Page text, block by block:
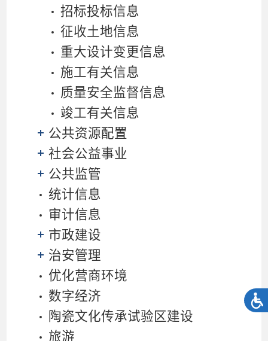
招标投标信息
征收土地信息
重大设计变更信息
施工有关信息
质量安全监督信息
竣工有关信息
公共资源配置
社会公益事业
公共监管
统计信息
审计信息
市政建设
治安管理
优化营商环境
数字经济
陶瓷文化传承试验区建设
旅游